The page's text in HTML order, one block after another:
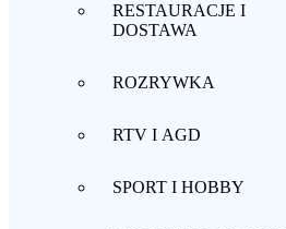
RESTAURACJE I
DOSTAWA
ROZRYWKA
RTV I AGD
SPORT I HOBBY